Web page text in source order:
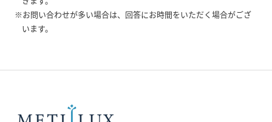
※お問い合わせが多い場合は、回答にお時間をいただく場合がござ
います。